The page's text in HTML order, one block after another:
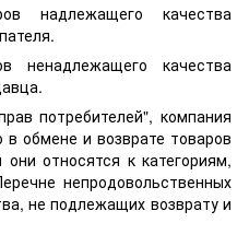
надлежащего качества
ненадлежащего качества
потребителей", компания
обмене и возврате товаров
относятся к категориям,
непродовольственных
не подлежащих возврату и